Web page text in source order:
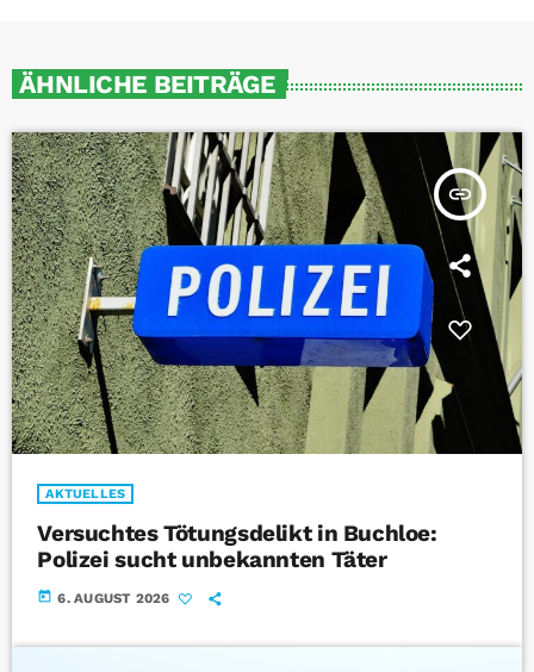
ÄHNLICHE BEITRÄGE
insert_link
AKTUELLES
Versuchtes Tötungsdelikt in Buchloe:
Polizei sucht unbekannten Täter
today 6. AUGUST 2026